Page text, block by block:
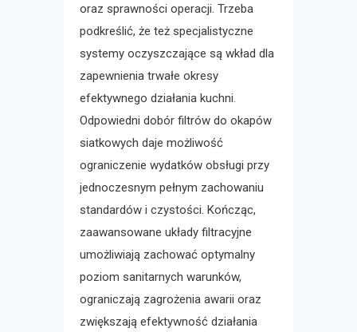
oraz sprawności operacji. Trzeba
podkreślić, że też specjalistyczne
systemy oczyszczające są wkład dla
zapewnienia trwałe okresy
efektywnego działania kuchni.
Odpowiedni dobór filtrów do okapów
siatkowych daje możliwość
ograniczenie wydatków obsługi przy
jednoczesnym pełnym zachowaniu
standardów i czystości. Kończąc,
zaawansowane układy filtracyjne
umożliwiają zachować optymalny
poziom sanitarnych warunków,
ograniczają zagrożenia awarii oraz
zwiększają efektywność działania